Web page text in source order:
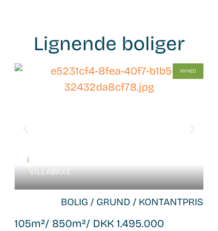
Lignende boliger
NYHED
WB-
VILLA /FAXE
BOLIG / GRUND / KONTANTPRIS
105m²/ 850m²/ DKK 1.495.000